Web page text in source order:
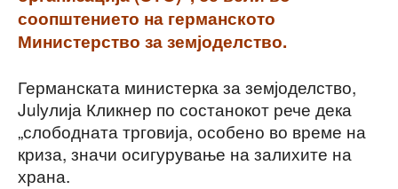
соопштението на германското
Министерство за земјоделство.
Германската министерка за земјоделство,
Julулија Кликнер по состанокот рече дека
„слободната трговија, особено во време на
криза, значи осигурување на залихите на
храна.